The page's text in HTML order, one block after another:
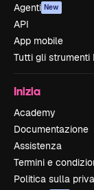
Agenti New
API
App mobile
Tutti gli strumenti
Inizia
Academy
Documentazione
Assistenza
Termini e
Politica sulla